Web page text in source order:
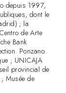
depuis 1997,
dont le
; la
de Arte
Bank
Ponzano
; UNICAJA
provincial de
Musée de